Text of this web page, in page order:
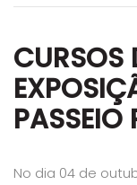
CURSOS
PASSEIO
No dia 04 de